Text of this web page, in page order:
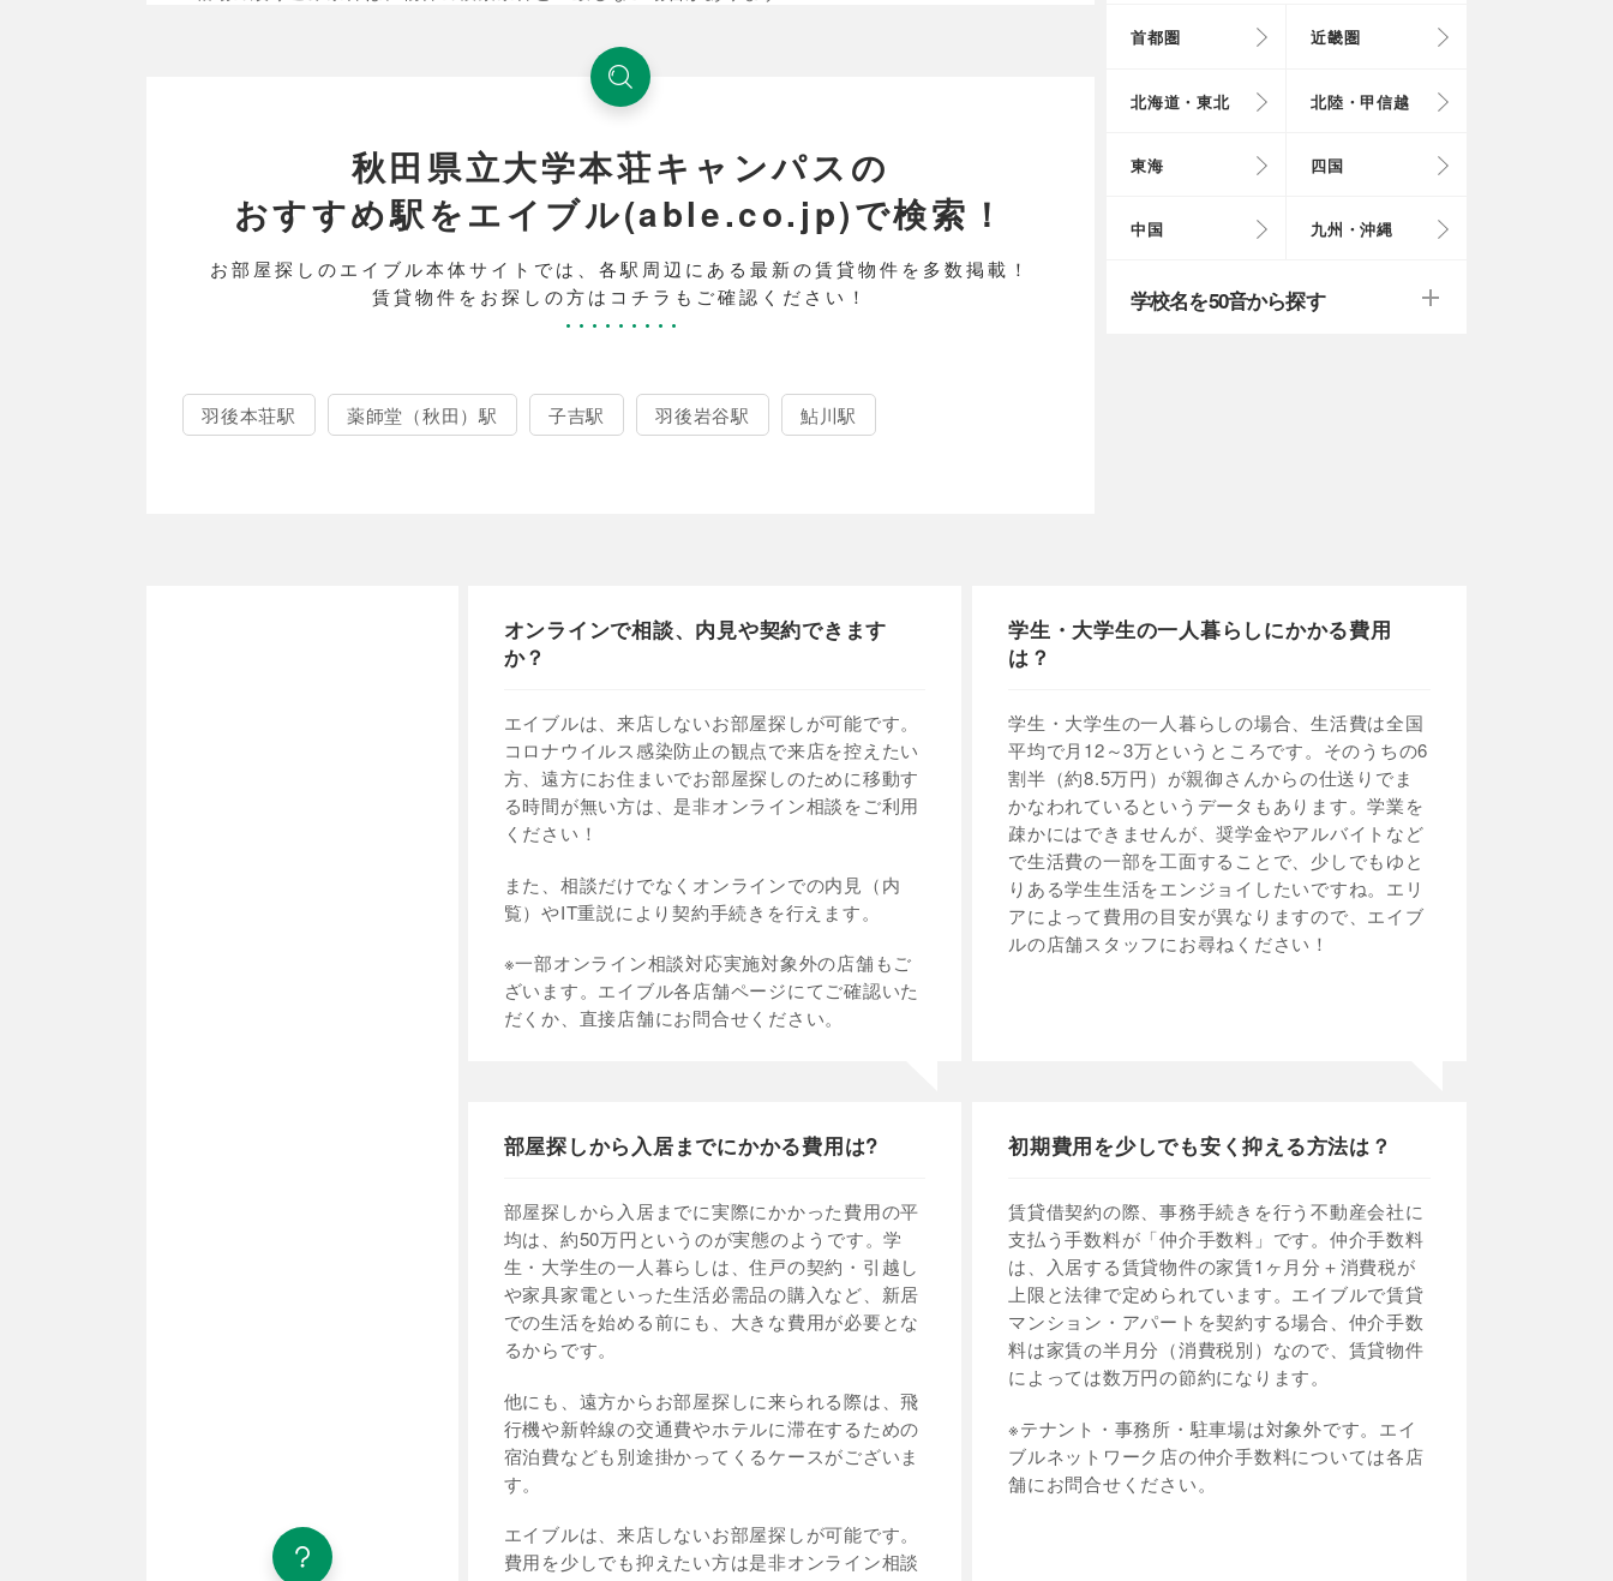
秋田県立大学本荘キャンパスの
おすすめ駅をエイブル(able.co.jp)で検索！
お部屋探しのエイブル本体サイトでは、各駅周辺にある最新の賃貸物件を多数掲載！
賃貸物件をお探しの方はコチラもご確認ください！
羽後本荘駅 薬師堂（秋田）駅 子吉駅 羽後岩谷駅 鮎川駅
首都圏 近畿圏
北海道・東北 北陸・甲信越
東海 四国
中国 九州・沖縄
学校名を50音から探す
オンラインで相談、内見や契約できます
か？
エイブルは、来店しないお部屋探しが可能です。
コロナウイルス感染防止の観点で来店を控えたい
方、遠方にお住まいでお部屋探しのために移動す
る時間が無い方は、是非オンライン相談をご利用
ください！
また、相談だけでなくオンラインでの内見（内
覧）やIT重説により契約手続きを行えます。
※一部オンライン相談対応実施対象外の店舗もご
ざいます。エイブル各店舗ページにてご確認いた
だくか、直接店舗にお問合せください。
学生・大学生の一人暮らしにかかる費用
は？
学生・大学生の一人暮らしの場合、生活費は全国
平均で月12～3万というところです。そのうちの6
割半（約8.5万円）が親御さんからの仕送りでま
かなわれているというデータもあります。学業を
疎かにはできませんが、奨学金やアルバイトなど
で生活費の一部を工面することで、少しでもゆと
りある学生生活をエンジョイしたいですね。エリ
アによって費用の目安が異なりますので、エイブ
ルの店舗スタッフにお尋ねください！
部屋探しから入居までにかかる費用は?
部屋探しから入居までに実際にかかった費用の平
均は、約50万円というのが実態のようです。学
生・大学生の一人暮らしは、住戸の契約・引越し
や家具家電といった生活必需品の購入など、新居
での生活を始める前にも、大きな費用が必要とな
るからです。
他にも、遠方からお部屋探しに来られる際は、飛
行機や新幹線の交通費やホテルに滞在するための
宿泊費なども別途掛かってくるケースがございま
す。
エイブルは、来店しないお部屋探しが可能です。
費用を少しでも抑えたい方は是非オンライン相談
初期費用を少しでも安く抑える方法は？
賃貸借契約の際、事務手続きを行う不動産会社に
支払う手数料が「仲介手数料」です。仲介手数料
は、入居する賃貸物件の家賃1ヶ月分＋消費税が
上限と法律で定められています。エイブルで賃貸
マンション・アパートを契約する場合、仲介手数
料は家賃の半月分（消費税別）なので、賃貸物件
によっては数万円の節約になります。
※テナント・事務所・駐車場は対象外です。エイ
ブルネットワーク店の仲介手数料については各店
舗にお問合せください。